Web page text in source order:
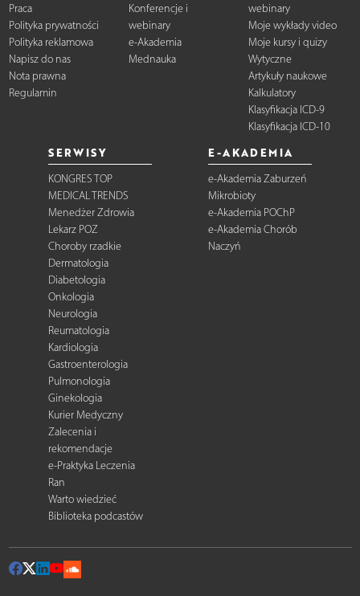
Praca
Polityka prywatności
Polityka reklamowa
Napisz do nas
Nota prawna
Regulamin
Konferencje i
webinary
e-Akademia
Mednauka
webinary
Moje wykłady video
Moje kursy i quizy
Wytyczne
Artykuły naukowe
Kalkulatory
Klasyfikacja ICD-9
Klasyfikacja ICD-10
SERWISY
KONGRES TOP
MEDICAL TRENDS
Menedżer Zdrowia
Lekarz POZ
Choroby rzadkie
Dermatologia
Diabetologia
Onkologia
Neurologia
Reumatologia
Kardiologia
Gastroenterologia
Pulmonologia
Ginekologia
Kurier Medyczny
Zalecenia i
rekomendacje
e-Praktyka Leczenia
Ran
Warto wiedzieć
Biblioteka podcastów
E-AKADEMIA
e-Akademia Zaburzeń
Mikrobioty
e-Akademia POChP
e-Akademia Chorób
Naczyń